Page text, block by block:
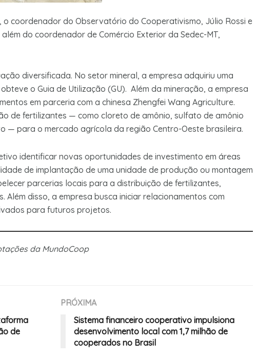
coordenador do Observatório do Cooperativismo, Júlio Rossi e
do coordenador de Comércio Exterior da Sedec-MT,
diversificada. No setor mineral, a empresa adquiriu uma
o Guia de Utilização (GU). Além da mineração, a empresa
em parceria com a chinesa Zhengfei Wang Agriculture.
de fertilizantes — como cloreto de amônio, sulfato de amônio
— para o mercado agrícola da região Centro-Oeste brasileira.
identificar novas oportunidades de investimento em áreas
de implantação de uma unidade de produção ou montagem
parcerias locais para a distribuição de fertilizantes,
Além disso, a empresa busca iniciar relacionamentos com
para futuros projetos.
da MundoCoop
de
PRÓXIMA
Sistema financeiro cooperativo impulsiona
desenvolvimento local com 1,7 milhão de
cooperados no Brasil